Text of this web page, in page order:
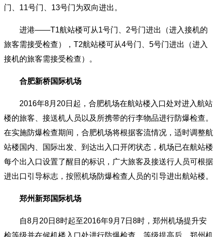
门、11号门、13号门为双向进出。
进港——T1航站楼可从1号门、2号门进出（进入接机的
旅客需接受检查），T2航站楼可从4号门、5号门进出（进入
接机的旅客需接受检查）。
合肥新桥国际机场
2016年8月20日起，合肥机场在航站楼入口处对进入航站
楼的旅客、接送机人员以及所携带的行李物品进行防爆检查。
在实施防爆检查期间，合肥机场将根据客流情况，适时调整航
站楼国内、国际出发、到达出入口开闭状态，机场已在航站楼
每个出入口设置了醒目的标识，广大旅客及接送行人员可根据
进出口引导标志，按照机场防爆检查人员的引导进出航站楼。
郑州新郑国际机场
自8月20日8时起至2016年9月7日8时，郑州机场提升安
检等级并在候机楼入口处进行防爆检查。等级提高后，郑州机